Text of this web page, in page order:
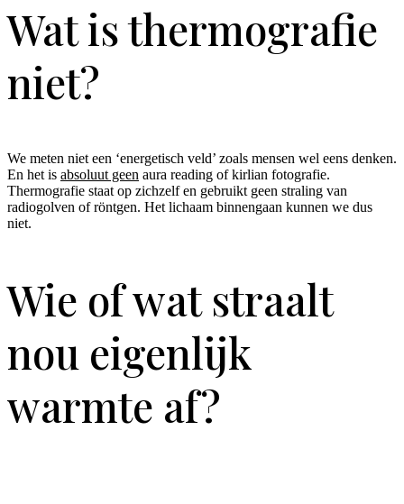
Wat is thermografie
niet?
We meten niet een ‘energetisch veld’ zoals mensen wel eens denken.
En het is absoluut geen aura reading of kirlian fotografie.
Thermografie staat op zichzelf en gebruikt geen straling van
radiogolven of röntgen. Het lichaam binnengaan kunnen we dus
niet.
Wie of wat straalt
nou eigenlijk
warmte af?